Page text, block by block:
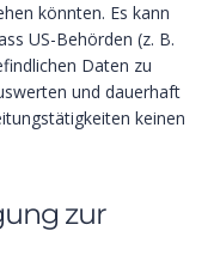
könnten. Es kann
US-Behörden (z. B.
Daten zu
und dauerhaft
keinen
zur